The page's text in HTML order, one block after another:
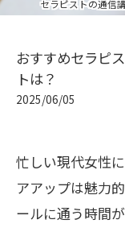
おすすめセラピ
トは？
2025/06/05
忙しい現代女性
アアップは魅力
ールに通う時間